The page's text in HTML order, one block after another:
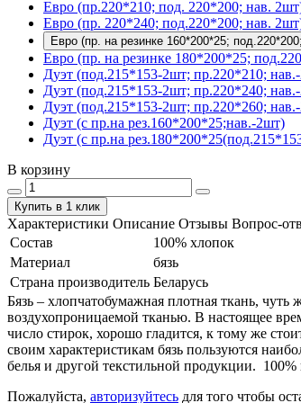
Евро (пр.220*210; под. 220*200; нав.
Евро (пр. 220*240; под.220*200; нав.
Евро (пр. на резинке 160*200*25;
Евро (пр. на резинке 180*200*25;
Дуэт (под.215*153-2шт; пр.220*210;
Дуэт (под.215*153-2шт; пр.220*240;
Дуэт (под.215*153-2шт; пр.220*260;
Дуэт (с пр.на рез.160*200*25;нав.-2шт)
Дуэт (с пр.на
В корзину
Купить в 1 клик
Характеристики Описание Отзывы Вопрос-
Состав
100% хлопок
Материал
бязь
Страна производитель Беларусь
Бязь – хлопчатобумажная плотная ткань,
воздухопроницаемой тканью. В настоящее
число стирок, хорошо гладится, к тому же
своим характеристикам бязь пользуются
белья и другой текстильной продукции. 100%
Пожалуйста, авторизуйтесь для того чтобы